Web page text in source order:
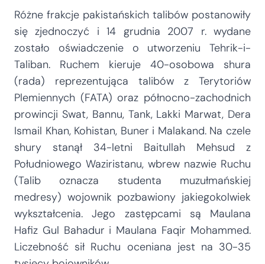
Różne frakcje pakistańskich talibów postanowiły
się zjednoczyć i 14 grudnia 2007 r. wydane
zostało oświadczenie o utworzeniu Tehrik-i-
Taliban. Ruchem kieruje 40-osobowa shura
(rada) reprezentująca talibów z Terytoriów
Plemiennych (FATA) oraz północno-zachodnich
prowincji Swat, Bannu, Tank, Lakki Marwat, Dera
Ismail Khan, Kohistan, Buner i Malakand. Na czele
shury stanął 34-letni Baitullah Mehsud z
Południowego Waziristanu, wbrew nazwie Ruchu
(Talib oznacza studenta muzułmańskiej
medresy) wojownik pozbawiony jakiegokolwiek
wykształcenia. Jego zastępcami są Maulana
Hafiz Gul Bahadur i Maulana Faqir Mohammed.
Liczebność sił Ruchu oceniana jest na 30-35